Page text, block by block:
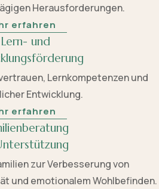
Herausforderungen.
erfahren
Lern- und
Lernkompetenzen und
Entwicklung.
erfahren
zur Verbesserung von
und emotionalem Wohlbefinden.